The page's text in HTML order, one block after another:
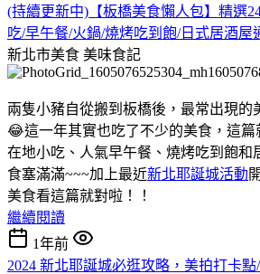
(持續更新中)【板橋美食懶人包】精選
吃/早午餐/火鍋/燒烤吃到飽/日式居酒屋
新北市美食 美味食記
兩隻小豬自從搬到板橋後，最常出現的
😂這一年其實也吃了不少的美食，這篇
在地小吃、人氣早午餐、燒烤吃到飽和
食塞滿滿~~~加上最近新北耶誕城活動
美食看這篇就對啦！！
繼續閱讀
1年前
2024 新北耶誕城必逛攻略，美拍打卡